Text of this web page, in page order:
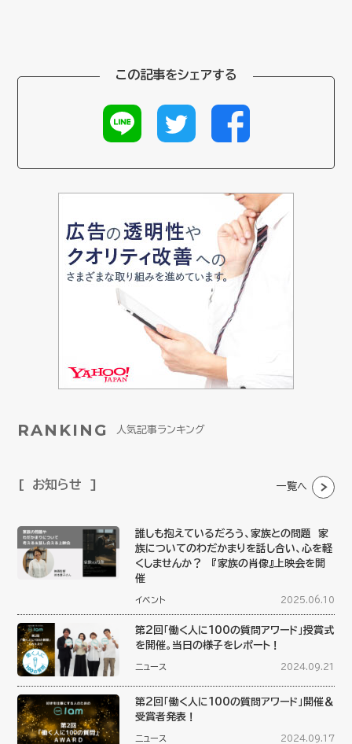
この記事をシェアする
RANKING 人気記事ランキング
お知らせ 一覧へ
誰しも抱えているだろう、家族との問題 家
族についてのわだかまりを話し合い、心を軽
くしませんか？ 『家族の肖像』上映会を開
催
イベント 2025.06.10
第2回「働く人に100の質問アワード」授賞式
を開催。当日の様子をレポート！
ニュース 2024.09.21
第2回「働く人に100の質問アワード」開催＆
受賞者発表！
ニュース 2024.09.17